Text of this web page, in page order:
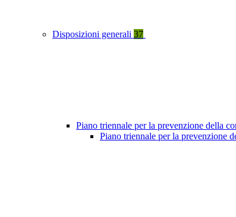
Disposizioni generali 37
Piano triennale per la prevenzione della
Piano triennale per la prevenzione